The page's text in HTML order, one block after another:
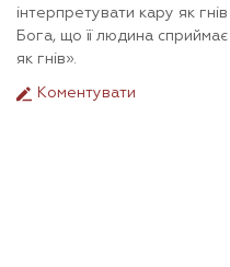
інтерпретувати кару як
Бога, що її людина
як гнів».
Коментувати